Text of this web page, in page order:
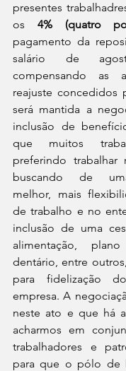
presentes
os 4% (quatro
pagamento da
salário de
compensando as
reajuste concedidos
será mantida a
inclusão de
que muitos
preferindo trabalhar
buscando de
melhor, mais
de trabalho e no
inclusão de uma
alimentação,
dentário, entre
para fidelização
empresa. A
neste ato e que há
acharmos em
trabalhadores e
para que o pólo de